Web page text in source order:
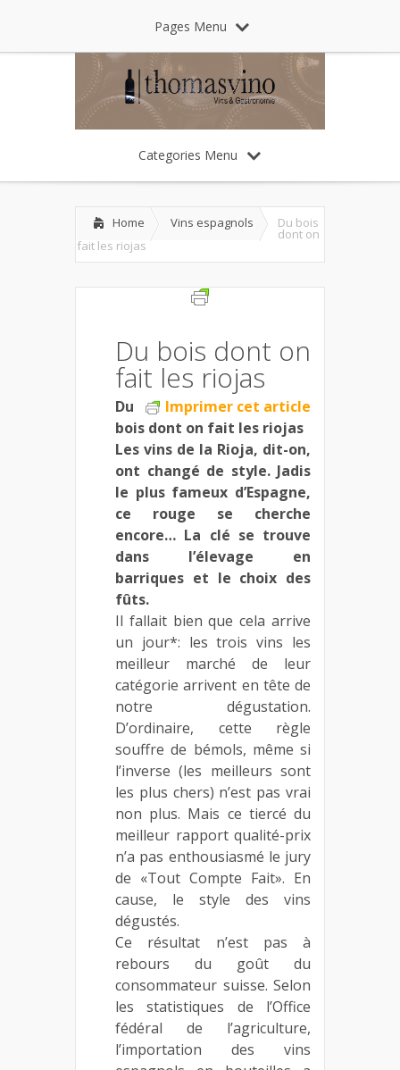
Pages Menu
Categories Menu
Home Vins espagnols Du bois
dont on
fait les riojas
Du bois dont on
fait les riojas
Imprimer cet article
Du
bois dont on fait les riojas
Les vins de la Rioja, dit-on,
ont changé de style. Jadis
le plus fameux d’Espagne,
ce rouge se cherche
encore… La clé se trouve
dans l’élevage en
barriques et le choix des
fûts.
Il fallait bien que cela arrive
un jour*: les trois vins les
meilleur marché de leur
catégorie arrivent en tête de
notre dégustation.
D’ordinaire, cette règle
souffre de bémols, même si
l’inverse (les meilleurs sont
les plus chers) n’est pas vrai
non plus. Mais ce tiercé du
meilleur rapport qualité-prix
n’a pas enthousiasmé le jury
de «Tout Compte Fait». En
cause, le style des vins
dégustés.
Ce résultat n’est pas à
rebours du goût du
consommateur suisse. Selon
les statistiques de l’Office
fédéral de l’agriculture,
l’importation des vins